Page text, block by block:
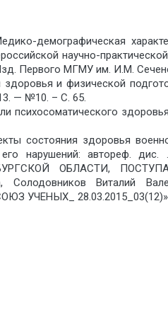
демографическая
научно-
Первого МГМУ им. И.М.
и физической
— №10. – С. 65.
психосоматического
состояния здоровья
нарушений: автореф.
ОБЛАСТИ,
Солодовников Виталий
УЧЕНЫХ_ 28.03.2015_03(12)»